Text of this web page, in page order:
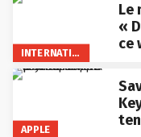
INTERNATIONAL
Le
«
ce
APPLE